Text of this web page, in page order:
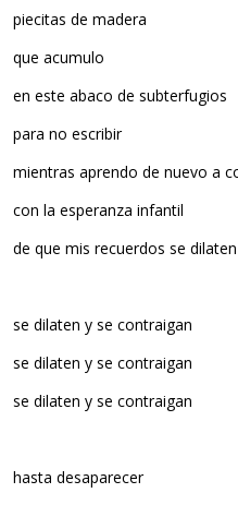
piecitas de madera
que acumulo
en este abaco de subterfugios
para no escribir
mientras aprendo de nuevo a
con la esperanza infantil
de que mis recuerdos se
se dilaten y se contraigan
se dilaten y se contraigan
se dilaten y se contraigan
hasta desaparecer